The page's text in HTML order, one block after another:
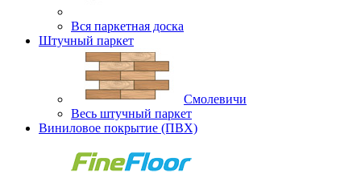
Вся паркетная доска
Штучный паркет
Смолевичи
Весь штучный паркет
Виниловое покрытие (ПВХ)